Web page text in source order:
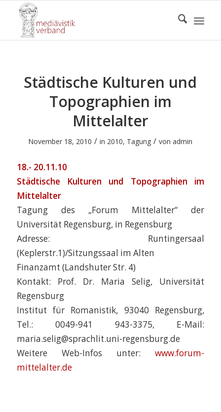
Städtische Kulturen und
Topographien im
Mittelalter
November 18, 2010 / in 2010, Tagung / vonadmin
18.- 20.11.10
Städtische Kulturen und Topographien im
Mittelalter
Tagung des „Forum Mittelalter“ der
Universität Regensburg, in Regensburg
Adresse: Runtingersaal
(Keplerstr.1)/Sitzungssaal im Alten
Finanzamt (Landshuter Str. 4)
Kontakt: Prof. Dr. Maria Selig, Universität
Regensburg
Institut für Romanistik, 93040 Regensburg,
Tel.: 0049-941 943-3375, E-Mail:
maria.selig@sprachlit.uni-regensburg.de
Weitere Web-Infos unter:www.forum-
mittelalter.de